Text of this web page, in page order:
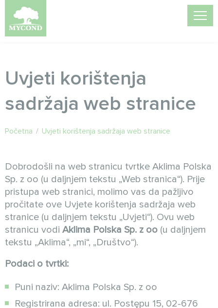
Uvjeti korištenja
sadržaja web stranice
Početna / Uvjeti korištenja sadržaja web stranice
Dobrodošli na web stranicu tvrtke Aklima Polska
Sp. z oo (u daljnjem tekstu „Web stranica“). Prije
pristupa web stranici, molimo vas da pažljivo
pročitate ove Uvjete korištenja sadržaja web
stranice (u daljnjem tekstu „Uvjeti“). Ovu web
stranicu vodi Aklima Polska Sp. z oo (u daljnjem
tekstu „Aklima“, „mi“, „Društvo“).
Podaci o tvrtki:
Puni naziv: Aklima Polska Sp. z oo
Registrirana adresa: ul. Postępu 15, 02-676